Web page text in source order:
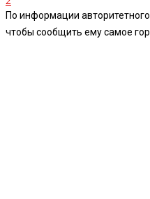
По информации
чтобы сообщить ему самое